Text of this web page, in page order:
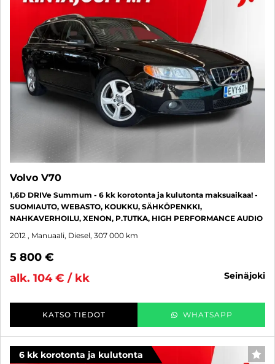
Volvo V70
1,6D DRIVe Summum - 6 kk korotonta ja kulutonta maksuaikaa! -
SUOMIAUTO, WEBASTO, KOUKKU, SÄHKÖPENKKI,
NAHKAVERHOILU, XENON, P.TUTKA, HIGH PERFORMANCE AUDIO
2012 , Manuaali, Diesel, 307 000 km
5 800 €
alk. 104 € / kk
seinäjoki
KATSO TIEDOT WHATSAPP
6 kk korotonta ja kulutonta